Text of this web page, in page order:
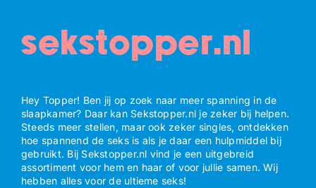
sekstopper.nl
Hey Topper! Ben jij op zoek naar meer spanning in de
slaapkamer? Daar kan Sekstopper.nl je zeker bij helpen.
Steeds meer stellen, maar ook zeker singles, ontdekken
hoe spannend de seks is als je daar een hulpmiddel bij
gebruikt. Bij Sekstopper.nl vind je een uitgebreid
assortiment voor hem en haar of voor jullie samen. Wij
hebben alles voor de ultieme seks!